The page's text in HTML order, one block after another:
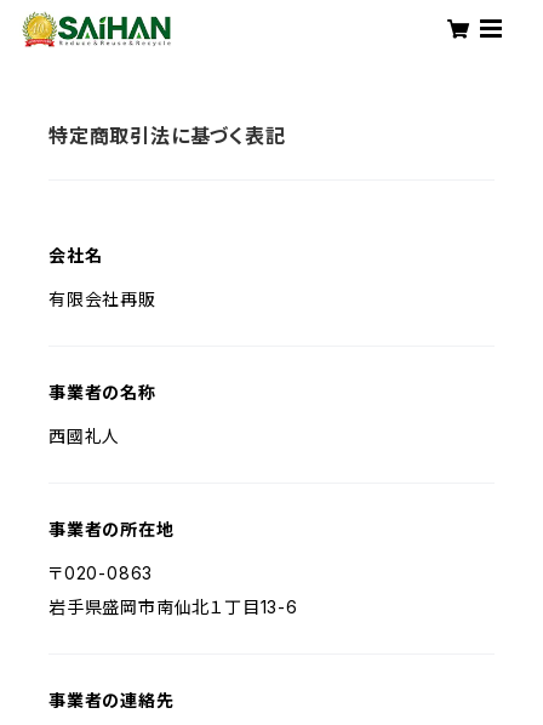
特定商取引法に基づく表記
会社名
有限会社再販
事業者の名称
西國礼人
事業者の所在地
〒020-0863
岩手県盛岡市南仙北１丁目13-6
事業者の連絡先